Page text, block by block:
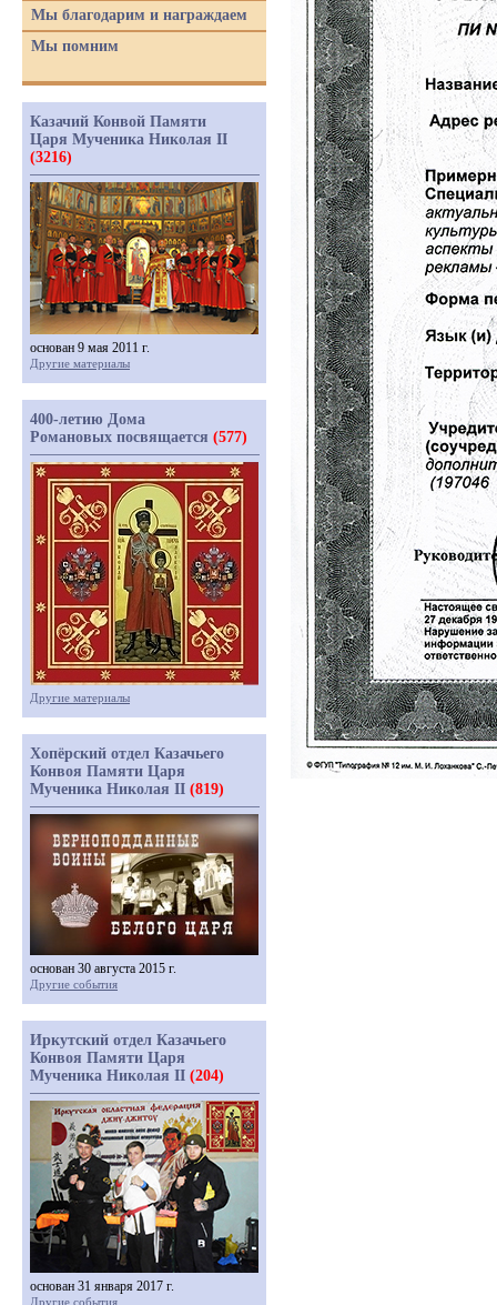
Мы благодарим и награждаем
Мы помним
Казачий Конвой Памяти
Царя Мученика Николая II
(3216)
основан 9 мая 2011 г.
Другие материалы
400-летию Дома
Романовых посвящается (577)
Другие материалы
Хопёрский отдел Казачьего
Конвоя Памяти Царя
Мученика Николая II (819)
основан 30 августа 2015 г.
Другие события
Иркутский отдел Казачьего
Конвоя Памяти Царя
Мученика Николая II (204)
основан 31 января 2017 г.
Другие события